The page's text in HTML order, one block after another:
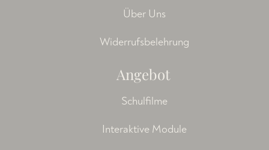
Über Uns
Widerrufsbelehrung
Angebot
Schulfilme
Interaktive Module